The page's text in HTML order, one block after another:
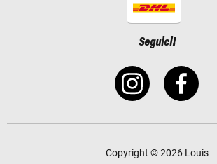
Seguici!
Copyright © 2026 Louis